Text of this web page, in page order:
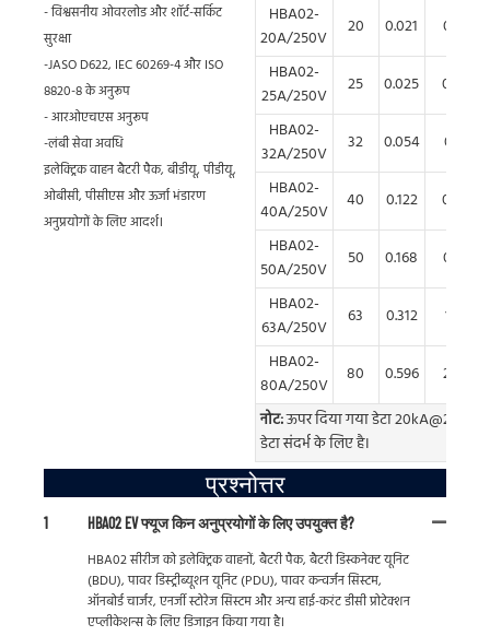
- विश्वसनीय ओवरलोड और शॉर्ट-सर्किट
सुरक्षा
-JASO D622, IEC 60269-4 और ISO
8820-8 के अनुरूप
- आरओएचएस अनुरूप
-लंबी सेवा अवधि
इलेक्ट्रिक वाहन बैटरी पैक, बीडीयू, पीडीयू,
ओबीसी, पीसीएस और ऊर्जा भंडारण
अनुप्रयोगों के लिए आदर्श।
HBA02-
20A/250V
20 0.021
0.07
HBA02-
25A/250V
25 0.025
0.09
HBA02-
32A/250V
32 0.054
0.19
HBA02-
40A/250V
40 0.122
0.43
HBA02-
50A/250V
50 0.168
0.78
HBA02-
63A/250V
63 0.312
1.13
HBA02-
80A/250V
80 0.596
2.03
नोट:ऊपर दिया गया डेटा 20kA@2ms का
डेटा संदर्भ के लिए है।
प्रश्नोत्तर
1 HBA02 EV फ्यूज किन अनुप्रयोगों के लिए उपयुक्त है?
HBA02 सीरीज को इलेक्ट्रिक वाहनों, बैटरी पैक, बैटरी डिस्कनेक्ट यूनिट
(BDU), पावर डिस्ट्रीब्यूशन यूनिट (PDU), पावर कन्वर्जन सिस्टम,
ऑनबोर्ड चार्जर, एनर्जी स्टोरेज सिस्टम और अन्य हाई-करंट डीसी प्रोटेक्शन
एप्लीकेशन्स के लिए डिजाइन किया गया है।